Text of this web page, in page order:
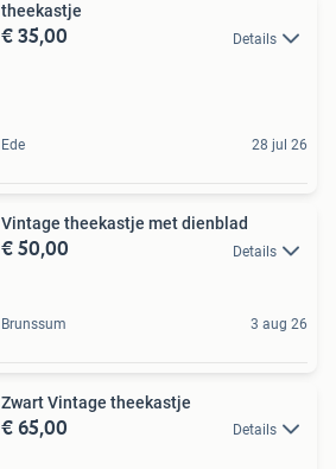
theekastje
€ 35,00 Details
Ede 28 jul 26
Vintage theekastje met dienblad
€ 50,00 Details
Brunssum 3 aug 26
Zwart Vintage theekastje
€ 65,00 Details